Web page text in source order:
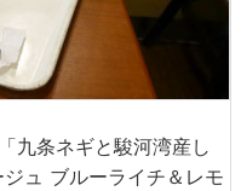
九条ネギと駿河湾産し
ュ ブルーライチ＆レモ